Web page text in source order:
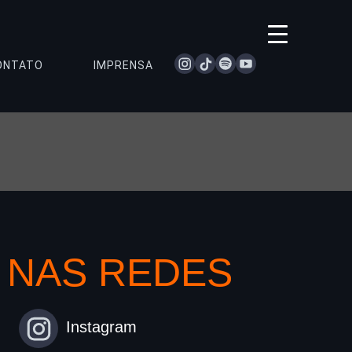
instagram
tiktokspotifyyoutube
IMPRENSA
NAS REDES
Instagram